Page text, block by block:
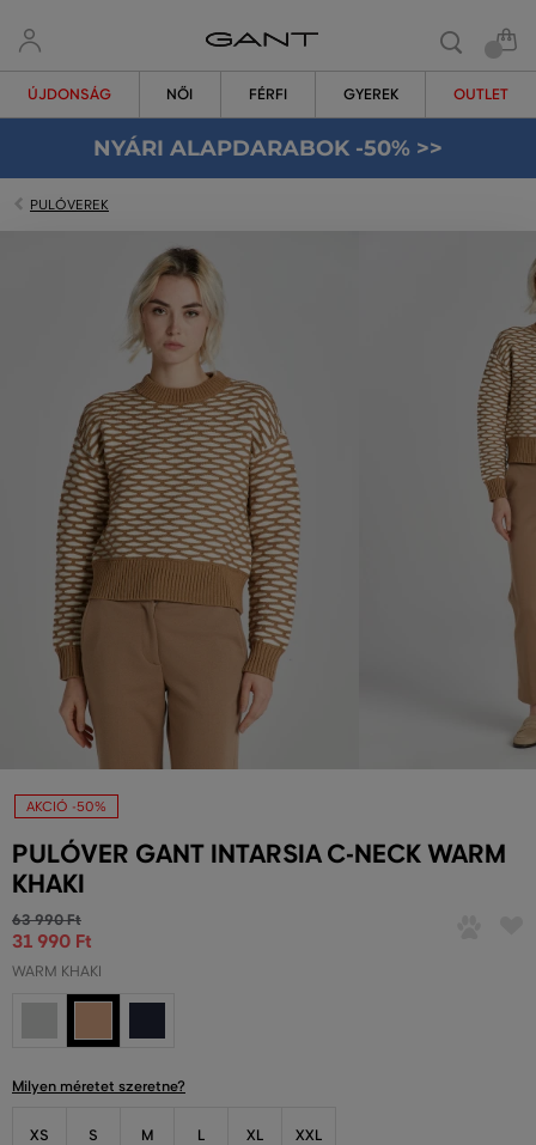
ÚJDONSÁG NŐI FÉRFI GYEREK OUTLET
NYÁRI ALAPDARABOK -50% >>
PULÓVEREK
AKCIÓ -50%
PULÓVER GANT INTARSIA C-NECK WARM
KHAKI
63 990 Ft
31 990 Ft
WARM KHAKI
Milyen méretet szeretne?
XS S M L XL XXL